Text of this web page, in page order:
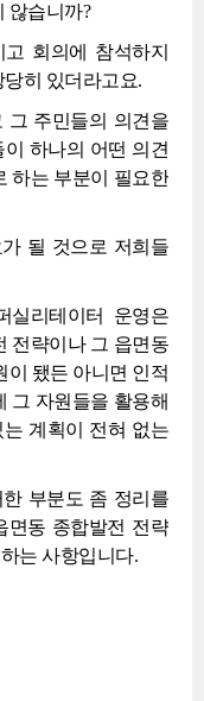
않습니까?
회의에 참석하지
히 있더라고요.
그 주민들의 의견을
하나의 어떤 의견
하는 부분이 필요한
될 것으로 저희들
실리테이터 운영은
전략이나 그 읍면동
이 됐든 아니면 인적
그 자원들을 활용해
계획이 전혀 없는
부분도 좀 정리를
면동 종합발전 전략
는 사항입니다.